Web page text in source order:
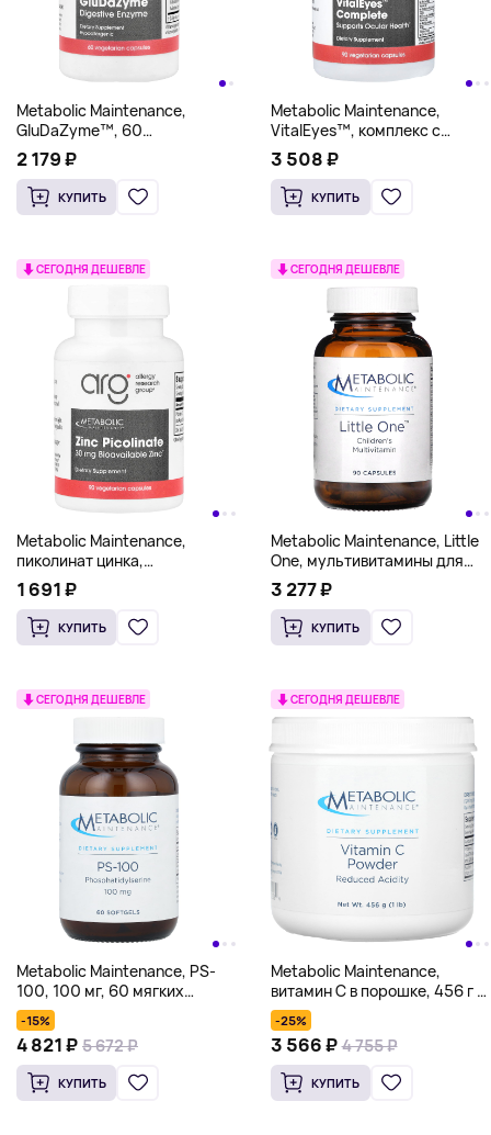
Metabolic Maintenance,
GluDaZyme™, 60
вегетарианских капсул
2 179 ₽
КУПИТЬ
Metabolic Maintenance,
VitalEyes™, комплекс с
вегетарианскими капсулами,
90 вегетарианских капсул
3 508 ₽
КУПИТЬ
СЕГОДНЯ ДЕШЕВЛЕ
Metabolic Maintenance,
пиколинат цинка,
90 вегетарианских капсул
1 691 ₽
КУПИТЬ
СЕГОДНЯ ДЕШЕВЛЕ
Metabolic Maintenance, Little
One, мультивитамины для
детей, 90 капсул
3 277 ₽
КУПИТЬ
СЕГОДНЯ ДЕШЕВЛЕ
Metabolic Maintenance, PS-
100, 100 мг, 60 мягких
таблеток
-15%
4 821 ₽ 5 672 ₽
КУПИТЬ
СЕГОДНЯ ДЕШЕВЛЕ
Metabolic Maintenance,
витамин C в порошке, 456 г (1
фунт)
-25%
3 566 ₽ 4 755 ₽
КУПИТЬ